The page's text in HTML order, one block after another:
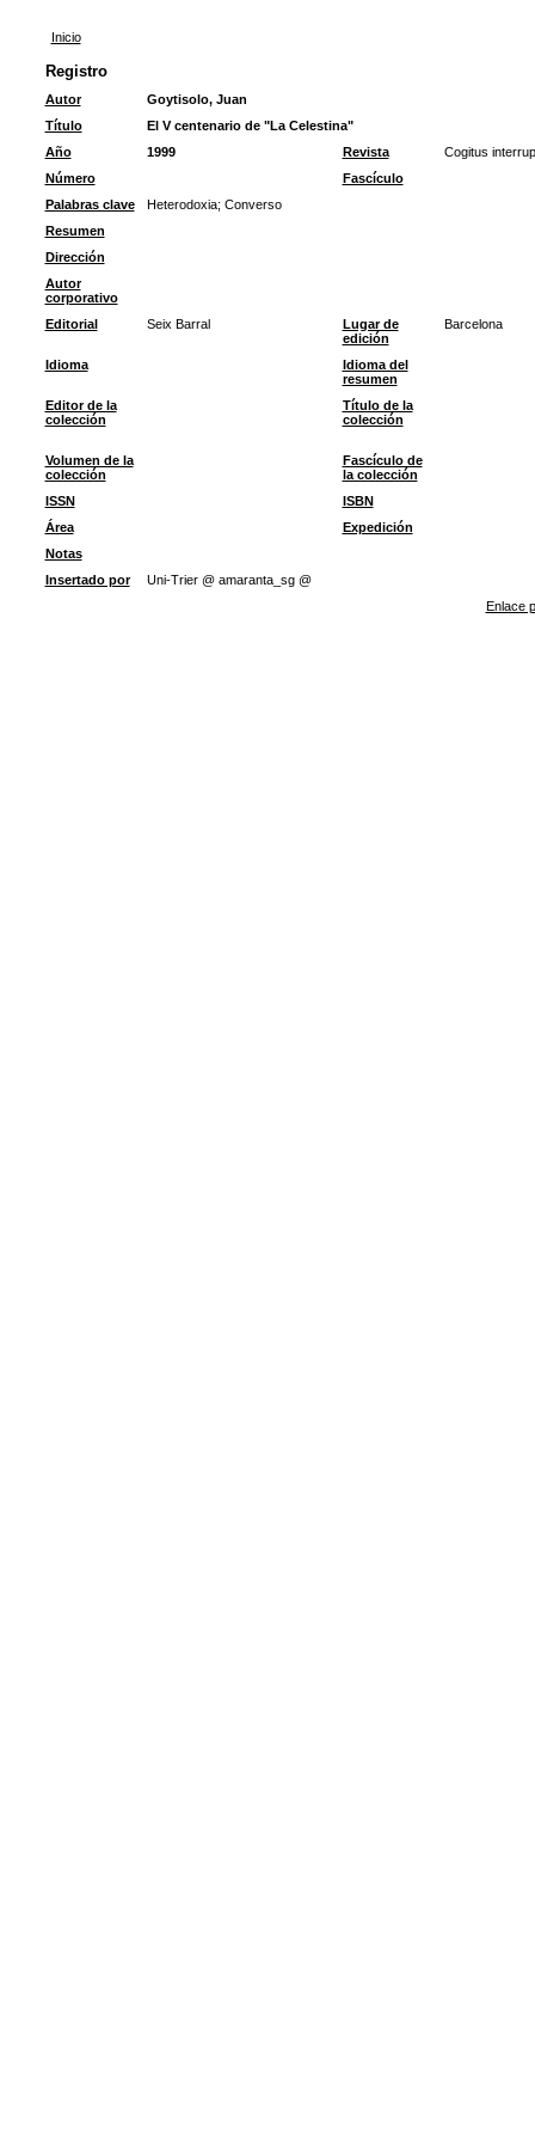
Inicio
Registro
Autor
Goytisolo, Juan
Título
El V centenario de "La Celestina"
Año
1999 Revista
Cogitus
Número
Fascículo
Palabras clave
Heterodoxia; Converso
Resumen
Dirección
Autor
corporativo
Editorial
Seix Barral
Lugar de
edición
Barcelona
Idioma
Idioma del
resumen
Editor de la
colección
Título de la
colección
Volumen de la
colección
Fascículo de
la colección
ISSN
ISBN
Área
Expedición
Notas
Insertado por
Uni-Trier @ amaranta_sg @
Enlace